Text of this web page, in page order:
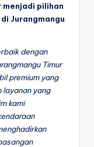
menjadi pilihan
Jurangmangu
dengan
Timur
premium yang
layanan yang
kami